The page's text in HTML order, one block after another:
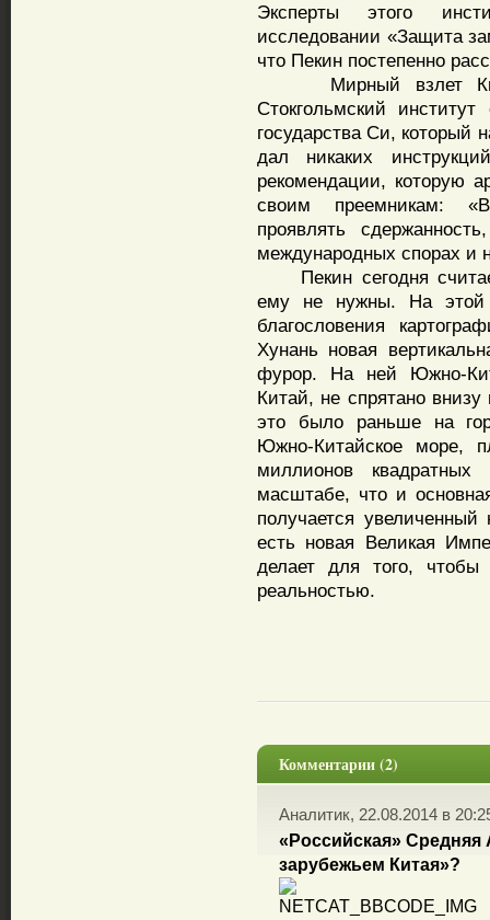
Эксперты этого
исследовании «Защита
что Пекин постепенно
Мирный взлет
Стокгольмский
государства Си, который
дал никаких
рекомендации, которую
своим преемникам:
проявлять
международных спорах и
Пекин сегодня
ему не нужны. На этой
благословения
Хунань новая
фурор. На ней Южно-
Китай, не спрятано
это было раньше на
Южно-Китайское море,
миллионов
масштабе, что и
получается
есть новая Великая
делает для того,
реальностью.
Комментарии (2)
Аналитик, 22.08.2014 в
«Российская» Средняя
зарубежьем Китая»?